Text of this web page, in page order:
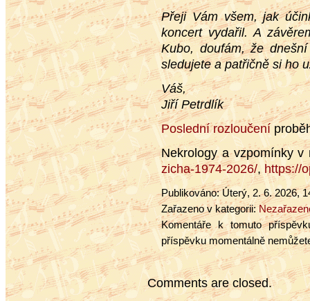
Přeji Vám všem, jak
koncert vydařil. A
Kubo, doufám, že
sledujete a patřičně si ho
Váš,
Jiří Petrdlík
Poslední rozloučení
Nekrology a vzpomínky
zicha-1974-2026/, https://
Publikováno: Úterý, 2. 6. 2026,
Zařazeno v kategorii:
Komentáře k tomuto
příspěvku momentálně
Comments are closed.